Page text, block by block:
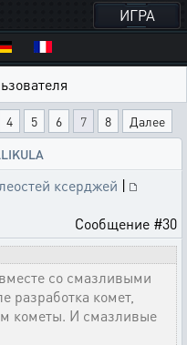
ИГРА
4 5 6 7 8
Далее
ксерджей |
Сообщение #30
со смазливыми
разработка комет,
кометы. И смазливые